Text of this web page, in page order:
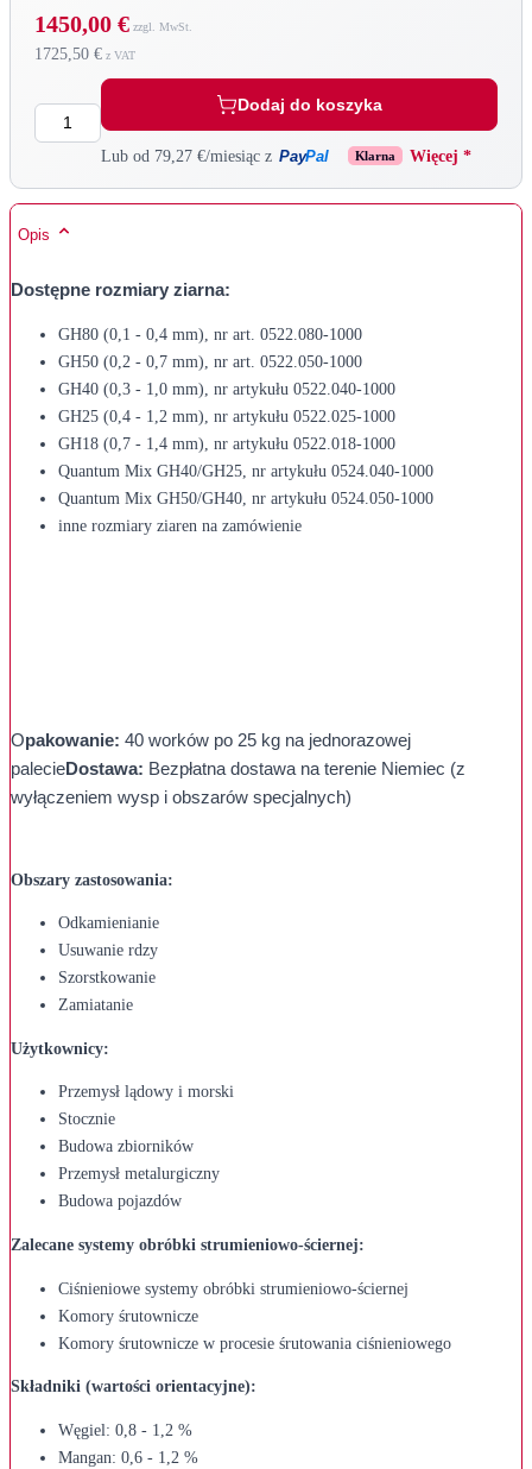
1725,50 €
1450,00 €
Ilość Dodaj do koszyka
Lub od 79,27 €/miesiąc z PayPal Klarna Więcej *
Opis
Dostępne rozmiary ziarna:
GH80 (0,1 - 0,4 mm), nr art. 0522.080-1000
GH50 (0,2 - 0,7 mm), nr art. 0522.050-1000
GH40 (0,3 - 1,0 mm), nr artykułu 0522.040-1000
GH25 (0,4 - 1,2 mm), nr artykułu 0522.025-1000
GH18 (0,7 - 1,4 mm), nr artykułu 0522.018-1000
Quantum Mix GH40/GH25, nr artykułu 0524.040-1000
Quantum Mix GH50/GH40, nr artykułu 0524.050-1000
inne rozmiary ziaren na zamówienie
Opakowanie: 40 worków po 25 kg na jednorazowej
palecieDostawa: Bezpłatna dostawa na terenie Niemiec (z
wyłączeniem wysp i obszarów specjalnych)
Obszary zastosowania:
Odkamienianie
Usuwanie rdzy
Szorstkowanie
Zamiatanie
Użytkownicy:
Przemysł lądowy i morski
Stocznie
Budowa zbiorników
Przemysł metalurgiczny
Budowa pojazdów
Zalecane systemy obróbki strumieniowo-ściernej:
Ciśnieniowe systemy obróbki strumieniowo-ściernej
Komory śrutownicze
Komory śrutownicze w procesie śrutowania ciśnieniowego
Składniki (wartości orientacyjne):
Węgiel: 0,8 - 1,2 %
Mangan: 0,6 - 1,2 %